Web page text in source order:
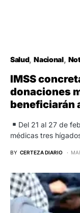
Salud Nacional
IMSS
donaciones
beneficiarán
Del 21 al 27 de
médicas tres
BY CERTEZA DIARIO